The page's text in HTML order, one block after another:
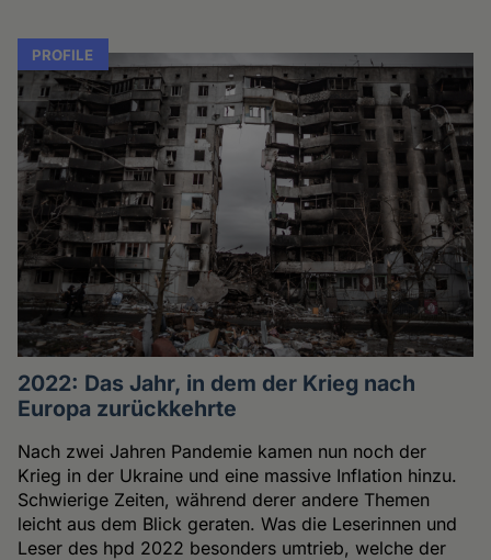
PROFILE
2022: Das Jahr, in dem der Krieg nach
Europa zurückkehrte
Nach zwei Jahren Pandemie kamen nun noch der
Krieg in der Ukraine und eine massive Inflation hinzu.
Schwierige Zeiten, während derer andere Themen
leicht aus dem Blick geraten. Was die Leserinnen und
Leser des hpd 2022 besonders umtrieb, welche der